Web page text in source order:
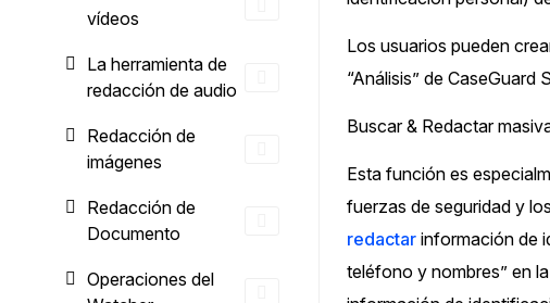
¿Necesitas redactar una gran cantidad de
vídeos
La herramienta de
redacción de audio
Redacción de
imágenes
Redacción de
Documento
Operaciones del
Los usuarios pueden
“Análisis” de
Buscar & Redactar
Esta función es
fuerzas de seguridad y
redactarinformación de
teléfono y nombres” en